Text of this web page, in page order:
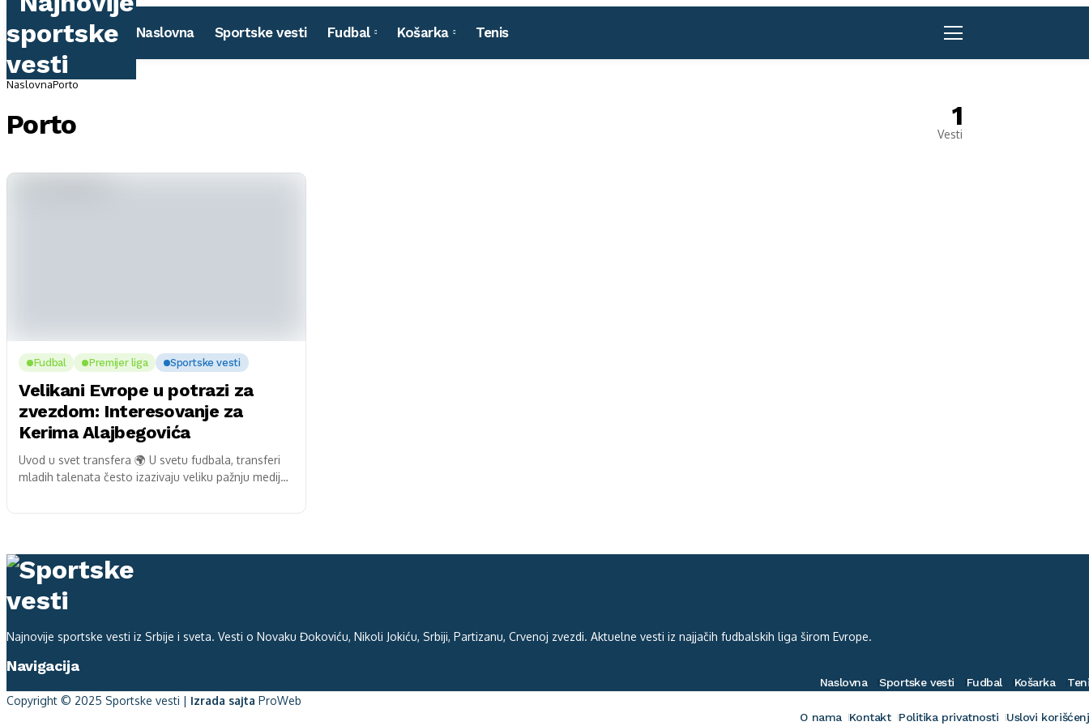
Naslovna Sportske vesti Fudbal Košarka Tenis
NaslovnaPorto
Porto 1
Vesti
Fudbal Premijer liga Sportske vesti
Velikani Evrope u potrazi za
zvezdom: Interesovanje za
Kerima Alajbegovića
Uvod u svet transfera 🌍 U svetu fudbala, transferi
mladih talenata često izazivaju veliku pažnju medija i
Najnovije sportske vesti iz Srbije i sveta. Vesti o Novaku Đokoviću, Nikoli Jokiću, Srbiji, Partizanu, Crvenoj zvezdi. Aktuelne vesti iz najjačih fudbalskih liga širom Evrope.
Navigacija
Naslovna Sportske vesti Fudbal Košarka
Copyright © 2025 Sportske vesti | Izrada sajta ProWeb
O nama Kontakt Politika privatnosti Uslovi